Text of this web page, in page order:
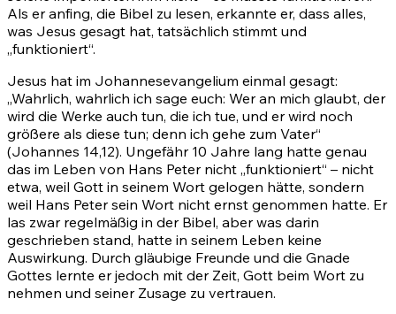
Als er anfing, die Bibel zu lesen, erkannte er, dass alles,
was Jesus gesagt hat, tatsächlich stimmt und
„funktioniert“.
Jesus hat im Johannesevangelium einmal gesagt:
„Wahrlich, wahrlich ich sage euch: Wer an mich glaubt, der
wird die Werke auch tun, die ich tue, und er wird noch
größere als diese tun; denn ich gehe zum Vater“
(Johannes 14,12). Ungefähr 10 Jahre lang hatte genau
das im Leben von Hans Peter nicht „funktioniert“ – nicht
etwa, weil Gott in seinem Wort gelogen hätte, sondern
weil Hans Peter sein Wort nicht ernst genommen hatte. Er
las zwar regelmäßig in der Bibel, aber was darin
geschrieben stand, hatte in seinem Leben keine
Auswirkung. Durch gläubige Freunde und die Gnade
Gottes lernte er jedoch mit der Zeit, Gott beim Wort zu
nehmen und seiner Zusage zu vertrauen.